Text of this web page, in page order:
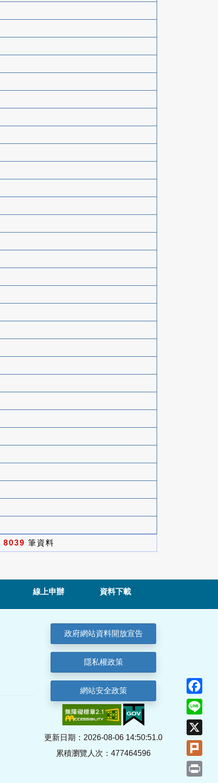
8039 筆資料
線上申辦 資料下載
政府網站資料開放宣告
隱私權政策
網站安全政策
更新日期：2026-08-06 14:50:51.0
累積瀏覽人次：477464596